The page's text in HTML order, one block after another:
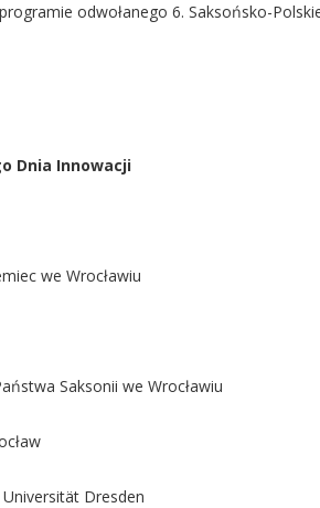
odwołanego 6. Saksońsko-
Dnia Innowacji
we Wrocławiu
Saksonii we Wrocławiu
Dresden